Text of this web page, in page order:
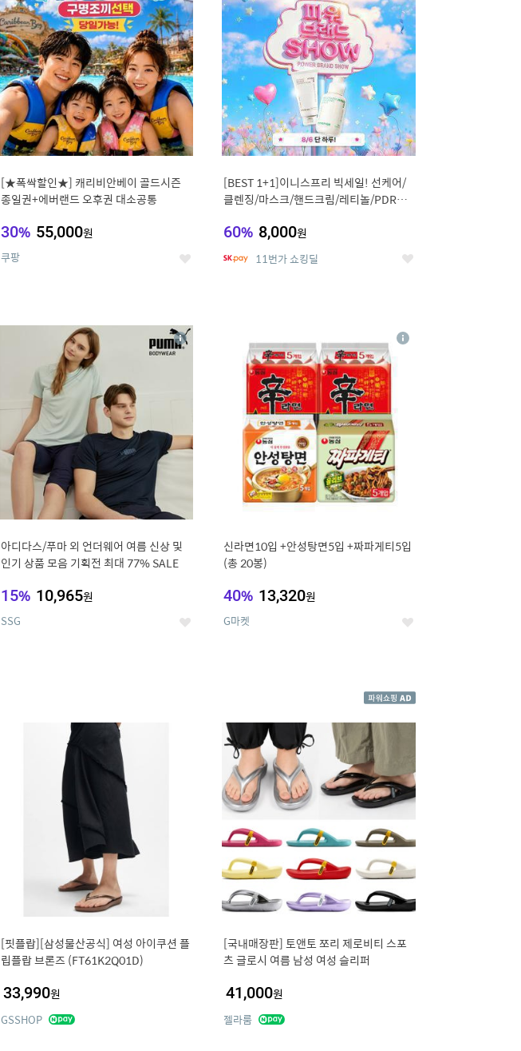
[★폭싹할인★] 캐리비안베이 골드시즌
종일권+에버랜드 오후권 대소공통
30% 55,000원
쿠팡 좋
[BEST 1+1]이니스프리 빅세일! 선케어/
클렌징/마스크/핸드크림/레티놀/PDRN/
60% 8,000원
11번가 쇼킹딜 좋
7
아디다스/푸마 외 언더웨어 여름 신상 및
인기 상품 모음 기획전 최대 77% SALE
15% 10,965원
SSG 좋
상
세
신라면10입 +안성탕면5입 +짜파게티5입
(총 20봉)
40% 13,320원
G마켓 좋
상
[핏플랍][삼성물산공식] 여성 아이쿠션 플
립플랍 브론즈 (FT61K2Q01D)
33,990원
GSSHOP
[국내매장판] 토앤토 쪼리 제로비티 스포
츠 글로시 여름 남성 여성 슬리퍼
41,000원
젤라룸